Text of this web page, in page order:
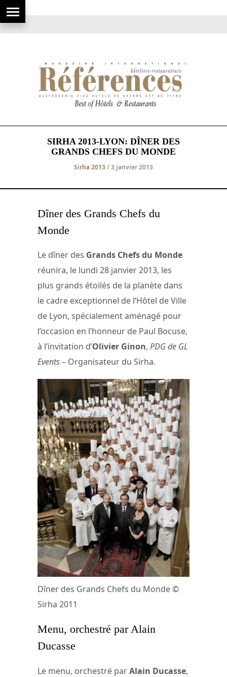
SIRHA 2013-LYON: DÎNER DES
GRANDS CHEFS DU MONDE
Sirha 2013/ 3 janvier 2013
Dîner des Grands Chefs du
Monde
Le dîner des Grands Chefs du Monde
réunira, le lundi 28 janvier 2013, les
plus grands étoilés de la planète dans
le cadre exceptionnel de l’Hôtel de Ville
de Lyon, spécialement aménagé pour
l’occasion en l’honneur de Paul Bocuse,
à l’invitation d’Olivier Ginon, PDG de GL
Events– Organisateur du Sirha.
Dîner des Grands Chefs du Monde ©
Sirha 2011
Menu, orchestré par Alain
Ducasse
Le menu, orchestré parAlain Ducasse,